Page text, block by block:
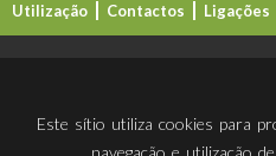
Utilização
Contactos Ligações
Este sítio utiliza cookies para
navegação e utilização